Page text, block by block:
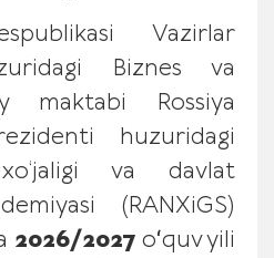
Vazirlar
Biznes va
maktabi Rossiya
huzuridagi
va davlat
(RANXiGS)
2026/2027 oʻquv yili